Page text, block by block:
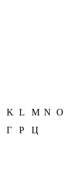
K L M N O
Г Р Ц